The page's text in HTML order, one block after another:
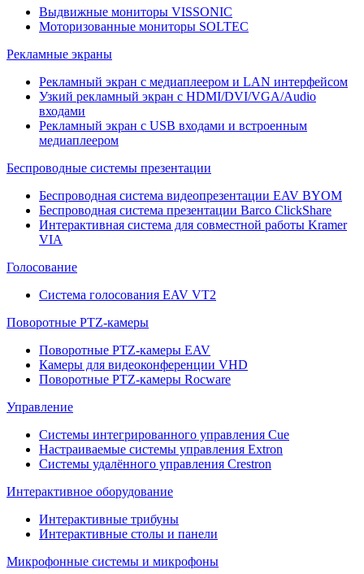
Выдвижные мониторы VISSONIC
Моторизованные мониторы SOLTEC
Рекламные экраны
Рекламный экран с медиаплеером и LAN интерфейсом
Узкий рекламный экран с HDMI/DVI/VGA/Audio
входами
Рекламный экран с USB входами и встроенным
медиаплеером
Беспроводные системы презентации
Беспроводная система видеопрезентации EAV BYOM
Беспроводная система презентации Barco ClickShare
Интерактивная система для совместной работы Kramer
VIA
Голосование
Система голосования EAV VT2
Поворотные PTZ-камеры
Поворотные PTZ-камеры EAV
Камеры для видеоконференции VHD
Поворотные PTZ-камеры Rocware
Управление
Системы интегрированного управления Cue
Настраиваемые системы управления Extron
Системы удалённого управления Crestron
Интерактивное оборудование
Интерактивные трибуны
Интерактивные столы и панели
Микрофонные системы и микрофоны